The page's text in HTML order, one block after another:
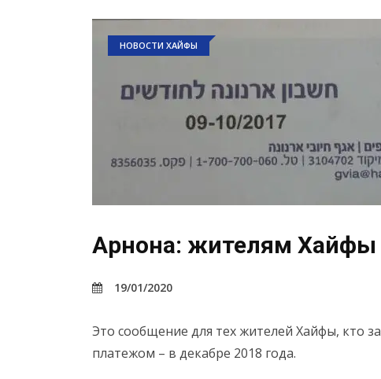
НОВОСТИ ХАЙФЫ
Арнона: жителям Хайфы
19/01/2020
Это сообщение для тех жителей Хайфы, кто
платежом – в декабре 2018 года.